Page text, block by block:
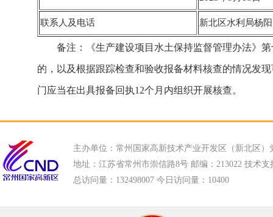
联系人及电话 新北区水利局杨
备注：《生产建设项目水土保持监督管理办法》
的，以及根据跟踪检查和验收报备材料核查的情况发
门应当在出具报备回执12个月内组织开展核查。
主办单位：常州国家高新技术产业开发区（新北区）
地址：江苏省常州市崇信路8号 邮编：213022 技术支
总访问量： 132498007 今日访问量： 10400